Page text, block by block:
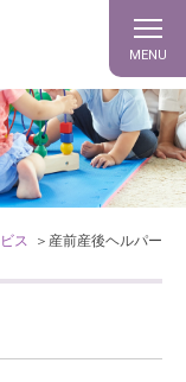
MENU
ス 産前産後ヘルパー